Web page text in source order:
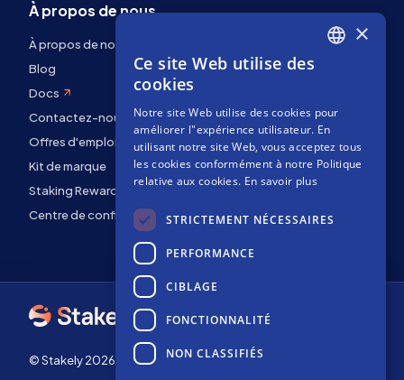
À propos de nous
À propos de nous
Blog
Docs
Contactez-nous
Offres d'emploi
Kit de marque
Staking Rewards
Centre de confidentialité
© Stakely 2026 | Stakely, S.L. | NIF B72551682
FRENCH
×
Ce site Web utilise des
cookies
Notre site Web utilise des cookies pour
améliorer l"expérience utilisateur. En
utilisant notre site Web, vous acceptez tous
les cookies conformément à notre Politique
relative aux cookies. En savoir plus
STRICTEMENT NÉCESSAIRES
PERFORMANCE
CIBLAGE
FONCTIONNALITÉ
NON CLASSIFIÉS